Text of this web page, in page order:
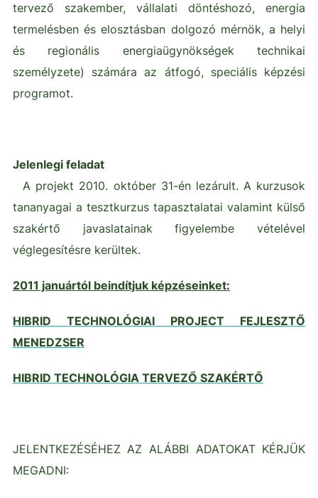
tervező szakember, vállalati döntéshozó, energia
termelésben és elosztásban dolgozó mérnök, a helyi
és regionális energiaügynökségek technikai
személyzete) számára az átfogó, speciális képzési
programot.
Jelenlegi feladat
A projekt 2010. október 31-én lezárult. A kurzusok
tananyagai a tesztkurzus tapasztalatai valamint külső
szakértő javaslatainak figyelembe vételével
véglegesítésre kerültek.
2011 januártól beindítjuk képzéseinket:
HIBRID TECHNOLÓGIAI PROJECT FEJLESZTŐ
MENEDZSER
HIBRID TECHNOLÓGIA TERVEZŐ SZAKÉRTŐ
JELENTKEZÉSÉHEZ AZ ALÁBBI ADATOKAT KÉRJÜK
MEGADNI: